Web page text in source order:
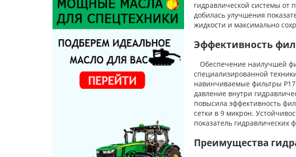
гидравлической системы
добилась улучшения
жидкости и максимально
Эффективность
Обеспечение наилучшей
специализированной
навинчиваемые фильтры
давление внутри
повысила эффективность
сетки в 9 микрон.
показатель гидравлических
Преимущества